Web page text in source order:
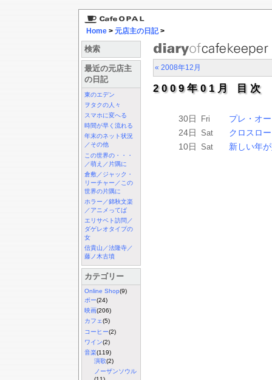
Home > 元店主の日記>
検索
最近の元店主
の日記
東のエデン
ヲタクの人々
スマホに変へる
時間が早く流れる
年末のネット状況
／その他
この世界の・・・
／萌え／片隅に
倉敷／ジャック・
リーチャー／この
世界の片隅に
ホラー／錦秋文楽
／アニメってば
エリサベト訪問／
ダゲレオタイプの
女
信貴山／法隆寺／
藤ノ木古墳
カテゴリー
Online Shop(9)
ポー(24)
映画(206)
カフェ(5)
コーヒー(2)
ワイン(2)
音楽(119)
演歌(2)
ノーザンソウル
« 2008年12月
2009年01月 目次
30日 Fri
プレ・オ
24日
Sat
クロスロ
10日
Sat 新しい年